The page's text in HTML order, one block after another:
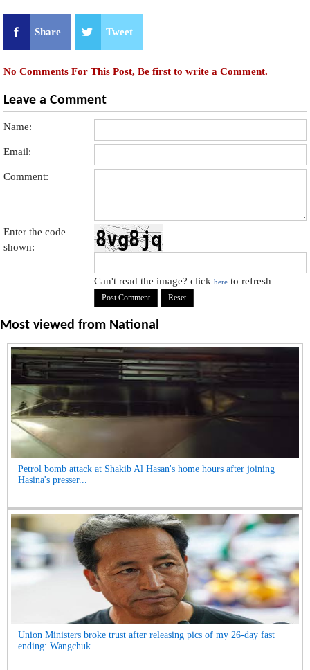
Share Tweet
No Comments For This Post, Be first to write a Comment.
Leave a Comment
Name:
Email:
Comment:
Enter the code
shown:
Can't read the image? clickhere to refresh
Most viewed from National
Petrol bomb attack at Shakib Al Hasan's home hours after joining
Hasina's presser...
Union Ministers broke trust after releasing pics of my 26-day fast
ending: Wangchuk...